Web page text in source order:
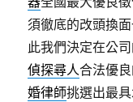
須徹底的改頭換
此我們決定在公
偵探尋人合法優
婚律師挑選出最